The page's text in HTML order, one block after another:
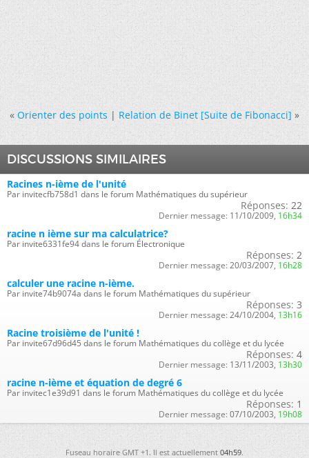
« Orienter des points|Relation de Binet [Suite de Fibonacci] »
DISCUSSIONS SIMILAIRES
Racines n-ième de l'unité
Par invitecfb758d1 dans le forum Mathématiques du supérieur
Réponses: 22
Dernier message: 11/10/2009, 16h34
racine n ième sur ma calculatrice?
Par invite6331fe94 dans le forum Électronique
Réponses: 2
Dernier message: 20/03/2007, 16h28
calculer une racine n-ième.
Par invite74b9074a dans le forum Mathématiques du supérieur
Réponses: 3
Dernier message: 24/10/2004, 13h16
Racine troisième de l'unité !
Par invite67d96d45 dans le forum Mathématiques du collège et du lycée
Réponses: 4
Dernier message: 13/11/2003, 13h30
racine n-ième et équation de degré 6
Par invitec1e39d91 dans le forum Mathématiques du collège et du lycée
Réponses: 1
Dernier message: 07/10/2003, 19h08
Fuseau horaire GMT +1. Il est actuellement04h59.